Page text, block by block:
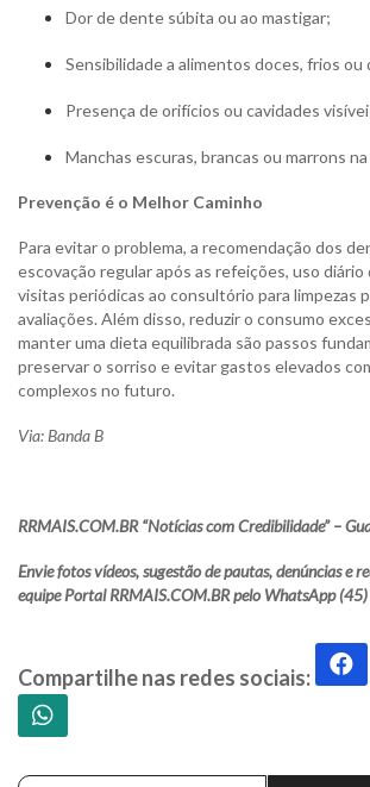
Dor de dente súbita ou ao mastigar;
Sensibilidade a alimentos doces, frios ou
Presença de orifícios ou cavidades
Manchas escuras, brancas ou marrons
Prevenção é o Melhor Caminho
Para evitar o problema, a recomendação dos
escovação regular após as refeições, uso
visitas periódicas ao consultório para limpezas
avaliações. Além disso, reduzir o consumo
manter uma dieta equilibrada são passos
preservar o sorriso e evitar gastos elevados
complexos no futuro.
Via: Banda B
RRMAIS.COM.BR “Notícias com Credibilidade” –
Envie fotos vídeos, sugestão de pautas, denúncias e
equipe Portal RRMAIS.COM.BR pelo WhatsApp
Compartilhe nas redes sociais: